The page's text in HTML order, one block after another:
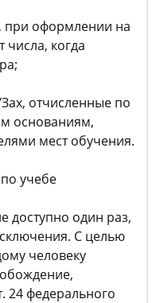
при оформлении на
числа, когда
отчисленные по
основаниям,
мест обучения.
учебе
доступно один раз,
С целью
человеку
24 федерального